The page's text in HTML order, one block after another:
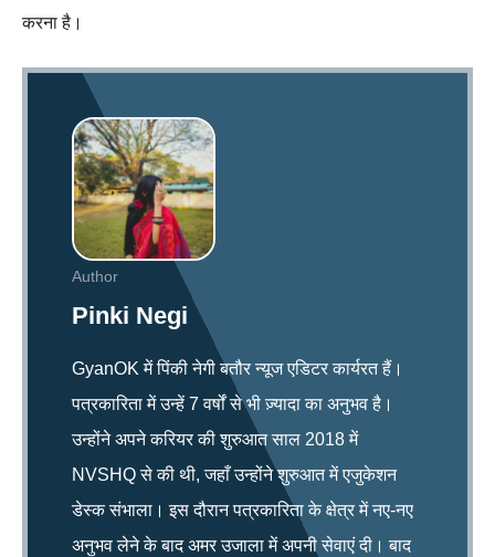
करना है।
Author
Pinki Negi
GyanOK में पिंकी नेगी बतौर न्यूज एडिटर कार्यरत हैं।
पत्रकारिता में उन्हें 7 वर्षों से भी ज़्यादा का अनुभव है।
उन्होंने अपने करियर की शुरुआत साल 2018 में
NVSHQ से की थी, जहाँ उन्होंने शुरुआत में एजुकेशन
डेस्क संभाला। इस दौरान पत्रकारिता के क्षेत्र में नए-नए
अनुभव लेने के बाद अमर उजाला में अपनी सेवाएं दी। बाद